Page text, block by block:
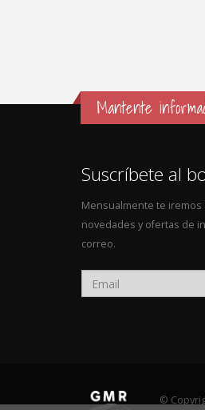
Mantente
Suscríbete al
Mensualmente te iremos
novedades y ofertas de
correo.
©